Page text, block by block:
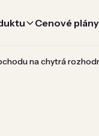
Cenové plány
na chytrá